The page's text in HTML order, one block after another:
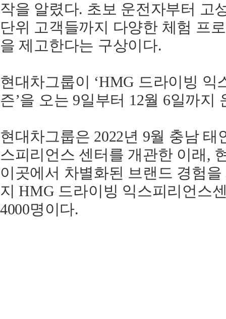
작을 알렸다. 초보 운전자부터 고
단위 고객들까지 다양한 체험 프
을 제고한다는 구상이다.
현대차그룹이 ‘HMG 드라이빙 익
즌’을 오는 9일부터 12월 6일까지
현대차그룹은 2022년 9월 충남
스피리언스 센터를 개관한 이래,
이곳에서 차별화된 브랜드 경험
지 HMG 드라이빙 익스피리언스
4000명이다.